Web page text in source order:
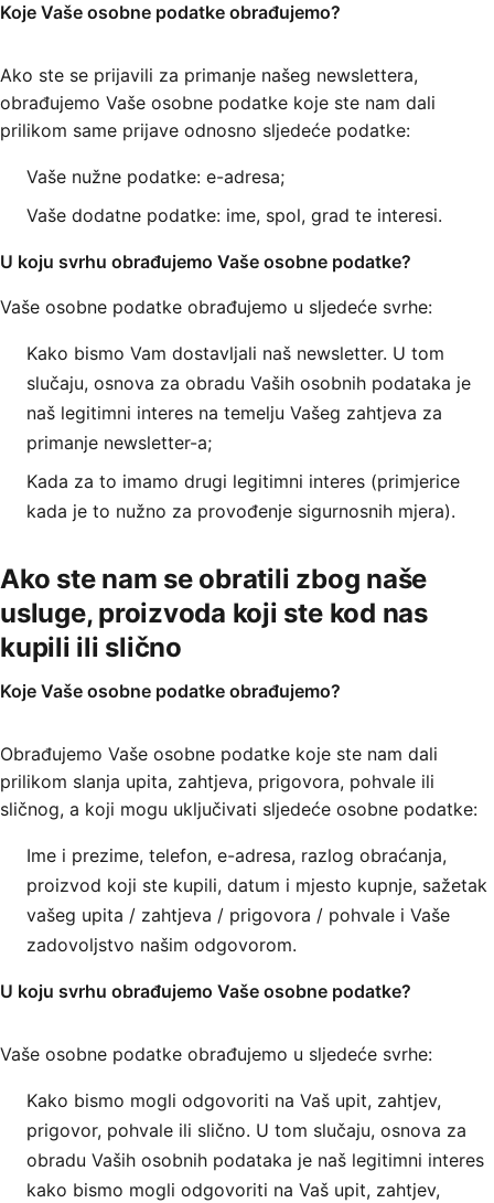
Koje Vaše osobne podatke obrađujemo?
Ako ste se prijavili za primanje našeg newslettera,
obrađujemo Vaše osobne podatke koje ste nam dali
prilikom same prijave odnosno sljedeće podatke:
Vaše nužne podatke: e-adresa;
Vaše dodatne podatke: ime, spol, grad te interesi.
U koju svrhu obrađujemo Vaše osobne podatke?
Vaše osobne podatke obrađujemo u sljedeće svrhe:
Kako bismo Vam dostavljali naš newsletter. U tom
slučaju, osnova za obradu Vaših osobnih podataka je
naš legitimni interes na temelju Vašeg zahtjeva za
primanje newsletter-a;
Kada za to imamo drugi legitimni interes (primjerice
kada je to nužno za provođenje sigurnosnih mjera).
Ako ste nam se obratili zbog naše
usluge, proizvoda koji ste kod nas
kupili ili slično
Koje Vaše osobne podatke obrađujemo?
Obrađujemo Vaše osobne podatke koje ste nam dali
prilikom slanja upita, zahtjeva, prigovora, pohvale ili
sličnog, a koji mogu uključivati sljedeće osobne podatke:
Ime i prezime, telefon, e-adresa, razlog obraćanja,
proizvod koji ste kupili, datum i mjesto kupnje, sažetak
vašeg upita / zahtjeva / prigovora / pohvale i Vaše
zadovoljstvo našim odgovorom.
U koju svrhu obrađujemo Vaše osobne podatke?
Vaše osobne podatke obrađujemo u sljedeće svrhe:
Kako bismo mogli odgovoriti na Vaš upit, zahtjev,
prigovor, pohvale ili slično. U tom slučaju, osnova za
obradu Vaših osobnih podataka je naš legitimni interes
kako bismo mogli odgovoriti na Vaš upit, zahtjev,